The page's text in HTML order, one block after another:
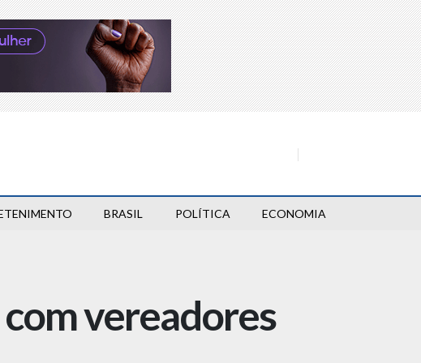
BRASIL POLÍTICA ECONOMIA
vereadores